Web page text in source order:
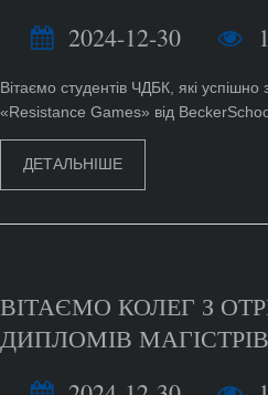
2024-12-30
Вітаємо студентів ЧДБК, які
«Resistance Games» від
ДЕТАЛЬНІШЕ
ВІТАЄМО КОЛЕГ З
ДИПЛОМІВ